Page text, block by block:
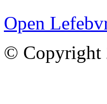
Open
© Copyright